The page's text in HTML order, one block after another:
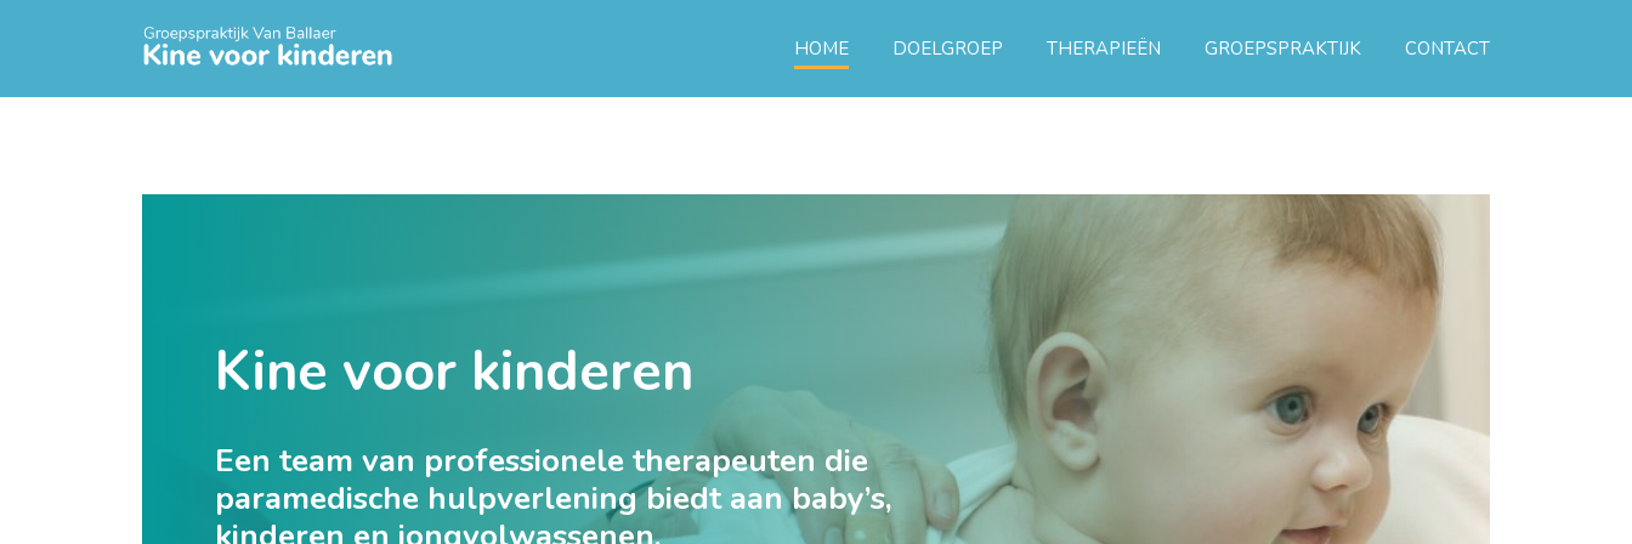
HOME DOELGROEP THERAPIEËN GROEPSPRAKTIJK CONTACT
Kine voor kinderen
Een team van professionele therapeuten die
paramedische hulpverlening biedt aan baby’s,